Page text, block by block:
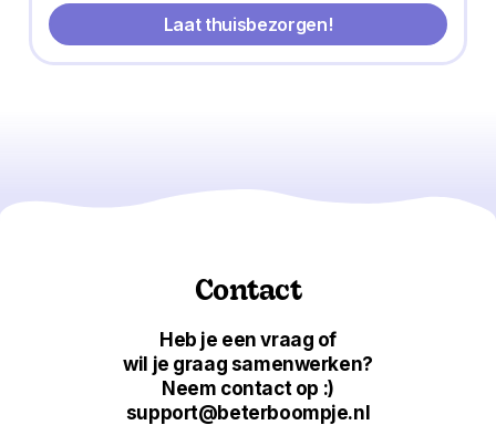
Laat thuisbezorgen!
Contact
Heb je een vraag of
wil je graag samenwerken?
Neem contact op :)
support@beterboompje.nl